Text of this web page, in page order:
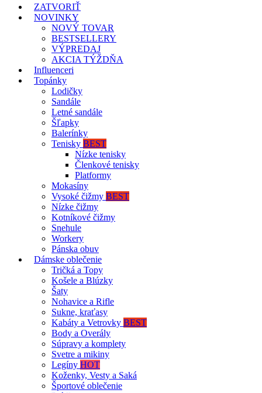
ZATVORIŤ
NOVINKY
NOVÝ TOVAR
BESTSELLERY
VÝPREDAJ
AKCIA TÝŽDŇA
Influenceri
Topánky
Lodičky
Sandále
Letné sandále
Šľapky
Balerínky
Tenisky BEST
Nízke tenisky
Členkové tenisky
Platformy
Mokasíny
Vysoké čižmy BEST
Nízke čižmy
Kotníkové čižmy
Snehule
Workery
Pánska obuv
Dámske oblečenie
Tričká a Topy
Košele a Blúzky
Šaty
Nohavice a Rifle
Sukne, kraťasy
Kabáty a Vetrovky BEST
Body a Overály
Súpravy a komplety
Svetre a mikiny
Legíny HOT
Koženky, Vesty a Saká
Športové oblečenie